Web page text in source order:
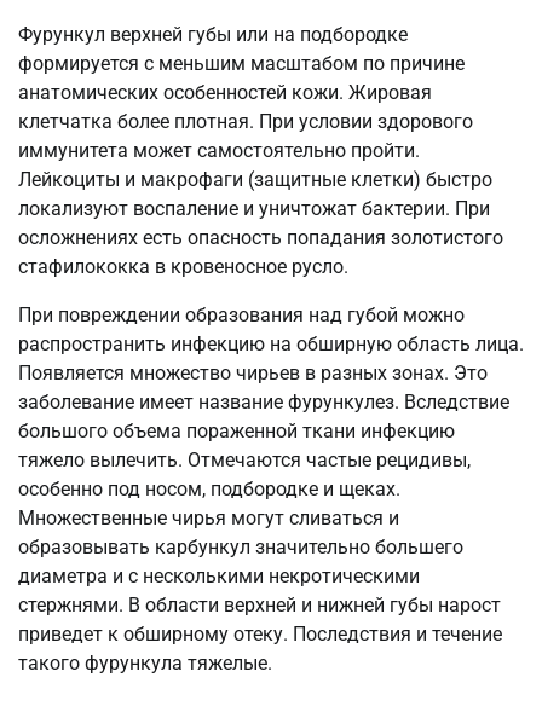
Фурункул верхней губы или на подбородке
формируется с меньшим масштабом по причине
анатомических особенностей кожи. Жировая
клетчатка более плотная. При условии здорового
иммунитета может самостоятельно пройти.
Лейкоциты и макрофаги (защитные клетки) быстро
локализуют воспаление и уничтожат бактерии. При
осложнениях есть опасность попадания золотистого
стафилококка в кровеносное русло.
При повреждении образования над губой можно
распространить инфекцию на обширную область лица.
Появляется множество чирьев в разных зонах. Это
заболевание имеет название фурункулез. Вследствие
большого объема пораженной ткани инфекцию
тяжело вылечить. Отмечаются частые рецидивы,
особенно под носом, подбородке и щеках.
Множественные чирья могут сливаться и
образовывать карбункул значительно большего
диаметра и с несколькими некротическими
стержнями. В области верхней и нижней губы нарост
приведет к обширному отеку. Последствия и течение
такого фурункула тяжелые.